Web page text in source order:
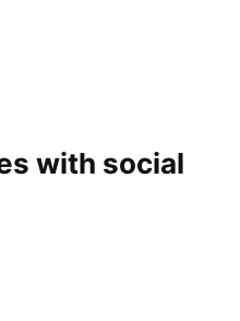
with social